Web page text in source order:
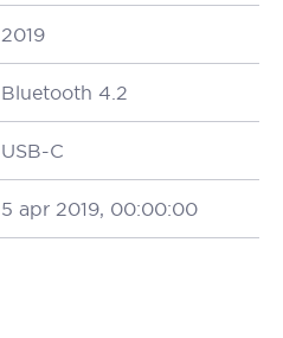
2019
Bluetooth 4.2
USB-C
5 apr 2019, 00:00:00